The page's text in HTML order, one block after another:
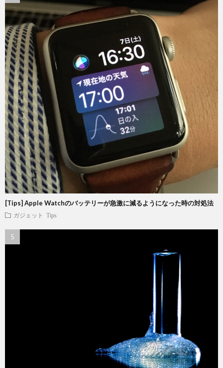
[Tips] Apple Watchのバッテリーが急激に減るようになった時の対処法
ガジェット Tips